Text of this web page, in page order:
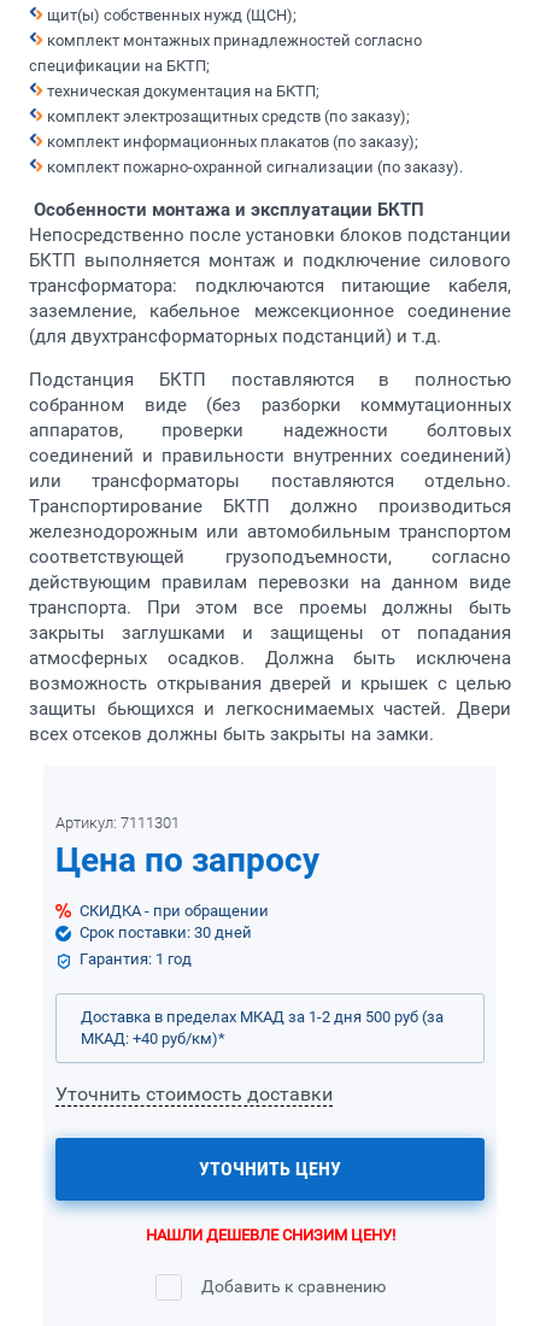
щит(ы) собственных нужд (ЩСН);
комплект монтажных принадлежностей согласно
спецификации на БКТП;
техническая документация на БКТП;
комплект электрозащитных средств (по заказу);
комплект информационных плакатов (по заказу);
комплект пожарно-охранной сигнализации (по заказу).
Особенности монтажа и эксплуатации БКТП
Непосредственно после установки блоков подстанции
БКТП выполняется монтаж и подключение силового
трансформатора: подключаются питающие кабеля,
заземление, кабельное межсекционное соединение
(для двухтрансформаторных подстанций) и т.д.
Подстанция БКТП поставляются в полностью
собранном виде (без разборки коммутационных
аппаратов, проверки надежности болтовых
соединений и правильности внутренних соединений)
или трансформаторы поставляются отдельно.
Транспортирование БКТП должно производиться
железнодорожным или автомобильным транспортом
соответствующей грузоподъемности, согласно
действующим правилам перевозки на данном виде
транспорта. При этом все проемы должны быть
закрыты заглушками и защищены от попадания
атмосферных осадков. Должна быть исключена
возможность открывания дверей и крышек с целью
защиты бьющихся и легкоснимаемых частей. Двери
всех отсеков должны быть закрыты на замки.
Артикул: 7111301
Цена по запросу
СКИДКА - при обращении
Срок поставки: 30 дней
Гарантия: 1 год
Доставка в пределах МКАД за 1-2 дня 500 руб (за
МКАД: +40 руб/км)*
Уточнить стоимость доставки
УТОЧНИТЬ ЦЕНУ
НАШЛИ ДЕШЕВЛЕ СНИЗИМ ЦЕНУ!
Добавить к сравнению